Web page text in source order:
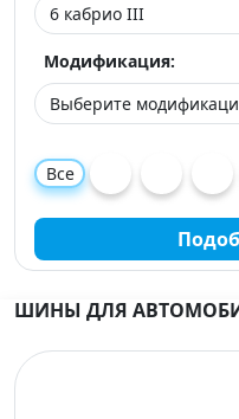
Модификация:
Все
ШИНЫ ДЛЯ